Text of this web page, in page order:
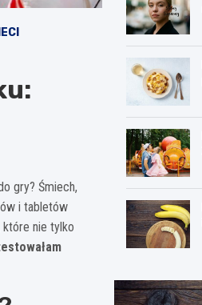
gry? Śmiech,
i tabletów
które nie tylko